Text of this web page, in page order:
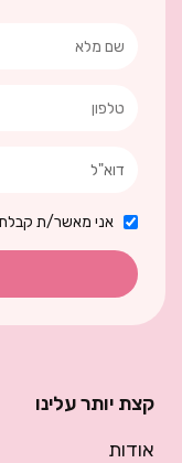
אני מאשר/ת קבלת
קצת יותר עלינו
אודות